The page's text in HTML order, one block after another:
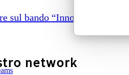
sul bando “Innovazione di
network